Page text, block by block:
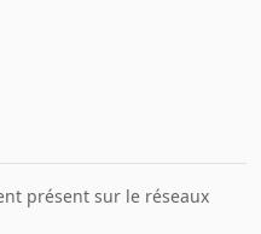
présent sur le réseaux